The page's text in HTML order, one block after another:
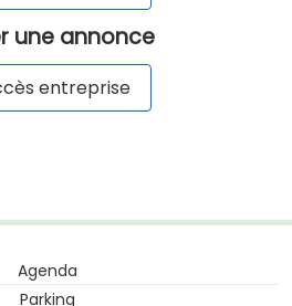
une annonce
entreprise
Agenda
Parking